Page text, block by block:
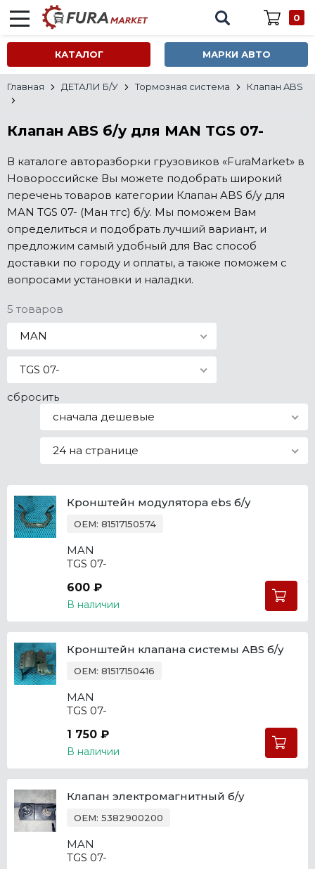
0
КАТАЛОГ МАРКИ АВТО
Все марки
Главная ДЕТАЛИ Б/У Тормозная система Клапан ABS
Клапан ABS б/у для MAN TGS 07-
В каталоге авторазборки грузовиков «FuraMarket» в
Новороссийске Вы можете подобрать широкий
перечень товаров категории Клапан ABS б/у для
MAN TGS 07- (Ман тгс) б/у. Мы поможем Вам
определиться и подобрать лучший вариант, и
предложим самый удобный для Вас способ
доставки по городу и оплаты, а также поможем с
вопросами установки и наладки.
5 товаров
MAN
TGS 07-
сбросить
сначала дешевые
24 на странице
Кронштейн модулятора ebs б/у
OEM: 81517150574
MAN
TGS 07-
600 ₽
В наличии
Кронштейн клапана системы ABS б/у
OEM: 81517150416
MAN
TGS 07-
1 750 ₽
В наличии
Клапан электромагнитный б/у
OEM: 5382900200
MAN
TGS 07-